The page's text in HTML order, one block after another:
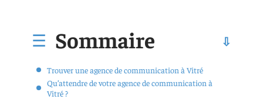
Sommaire
Trouver une agence de communication à Vitré
Qu’attendre de votre agence de communication à
Vitré ?